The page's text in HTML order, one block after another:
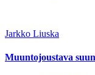
Jarkko Liuska
Muuntojoustava